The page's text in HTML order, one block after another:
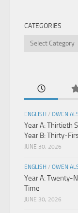
CATEGORIES
Categories
ENGLISH / OWEN
Year A: Thirtieth
Year B: Thirty-
JUNE 30, 2026
ENGLISH / OWEN
Year A: Twenty-
Time
JUNE 30, 2026